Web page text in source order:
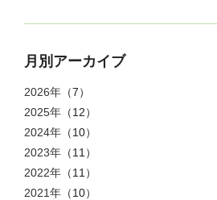
月別アーカイブ
2026年 （7）
2025年 （12）
2024年 （10）
2023年 （11）
2022年 （11）
2021年 （10）